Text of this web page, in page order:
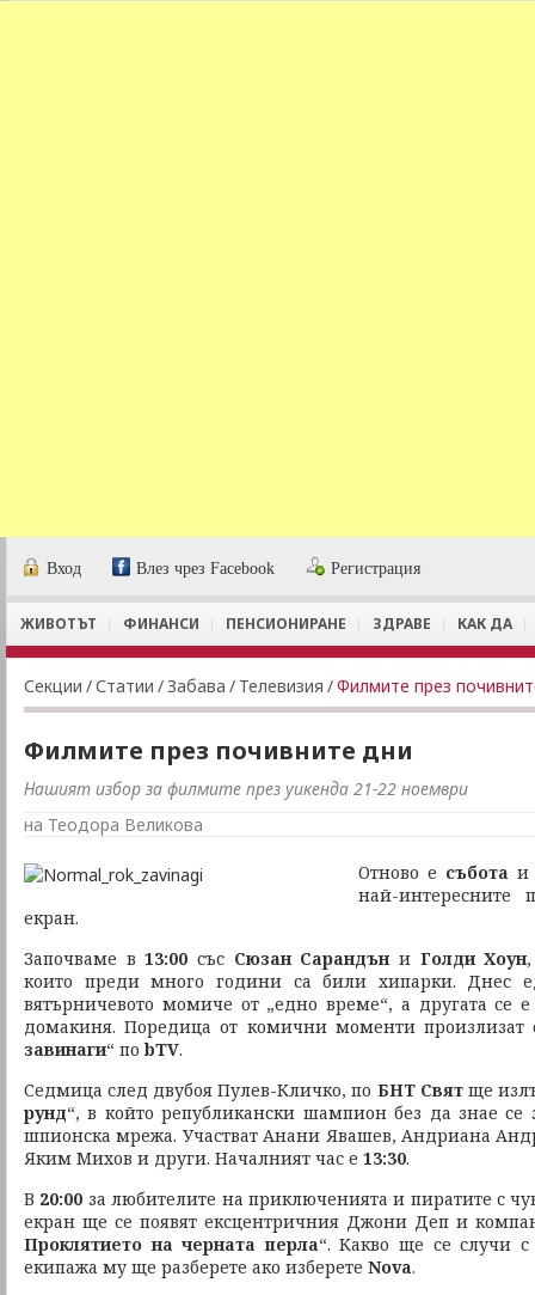
Вход Влез чрез Facebook Регистрация
ЖИВОТЪТ ФИНАНСИ ПЕНСИОНИРАНЕ ЗДРАВЕ КАК ДА
Секции /Статии / Забава / Телевизия /Филмите през
Филмите през почивните дни
Нашият избор за филмите през уикенда 21-22 ноември
на Теодора Великова
Отново е съботаи
най-интересните
екран.
Започваме в13:00 със Сюзан Сарандъни Голди Хоун
които преди много години са били хипарки. Днес
вятърничевото момиче от „едно време“, а другата се
домакиня. Поредица от комични моменти произлизат
завинаги“ поbTV.
Седмица след двубоя Пулев-Кличко, по БНТ Святще
рунд“, в който републикански шампион без да знае се
шпионска мрежа. Участват Анани Явашев, Андриана
Яким Михов и други. Началният час е 13:30.
В 20:00 за любителите на приключенията и пиратите с
екран ще се появят ексцентричния Джони Деп и
Проклятието на черната перла“. Какво ще се случи
екипажа му ще разберете ако изберете Nova.